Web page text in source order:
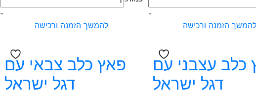
-
להמשך הזמנה ורכישה
של
דגל
-
להמשך הזמנה ורכישה
כלב עצבני עם
דגל ישראל
פאץ כלב צבאי עם
דגל ישראל